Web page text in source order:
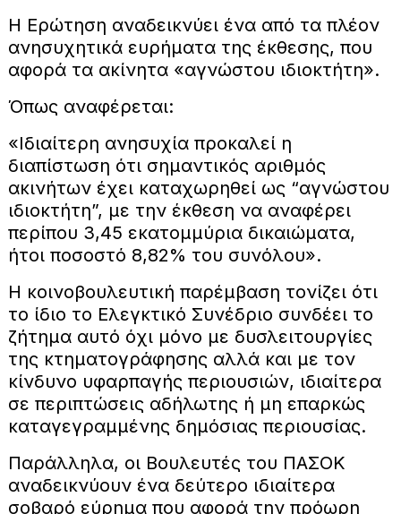
Η Ερώτηση αναδεικνύει ένα από τα πλέον
ανησυχητικά ευρήματα της έκθεσης, που
αφορά τα ακίνητα «αγνώστου ιδιοκτήτη».
Όπως αναφέρεται:
«Ιδιαίτερη ανησυχία προκαλεί η
διαπίστωση ότι σημαντικός αριθμός
ακινήτων έχει καταχωρηθεί ως “αγνώστου
ιδιοκτήτη”, με την έκθεση να αναφέρει
περίπου 3,45 εκατομμύρια δικαιώματα,
ήτοι ποσοστό 8,82% του συνόλου».
Η κοινοβουλευτική παρέμβαση τονίζει ότι
το ίδιο το Ελεγκτικό Συνέδριο συνδέει το
ζήτημα αυτό όχι μόνο με δυσλειτουργίες
της κτηματογράφησης αλλά και με τον
κίνδυνο υφαρπαγής περιουσιών, ιδιαίτερα
σε περιπτώσεις αδήλωτης ή μη επαρκώς
καταγεγραμμένης δημόσιας περιουσίας.
Παράλληλα, οι Βουλευτές του ΠΑΣΟΚ
αναδεικνύουν ένα δεύτερο ιδιαίτερα
σοβαρό εύρημα που αφορά την πρόωρη